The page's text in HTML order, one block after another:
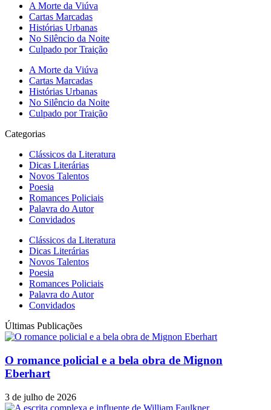
A Morte da Viúva
Cartas Marcadas
Histórias Urbanas
No Silêncio da Noite
Culpado por Traição
A Morte da Viúva
Cartas Marcadas
Histórias Urbanas
No Silêncio da Noite
Culpado por Traição
Categorias
Clássicos da Literatura
Dicas Literárias
Novos Talentos
Poesia
Romances Policiais
Palavra do Autor
Convidados
Clássicos da Literatura
Dicas Literárias
Novos Talentos
Poesia
Romances Policiais
Palavra do Autor
Convidados
Últimas Publicações
O romance policial e a bela obra de Mignon
Eberhart
3 de julho de 2026